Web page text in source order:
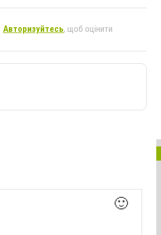
Авторизуйтесь, щоб оцінити
🙂